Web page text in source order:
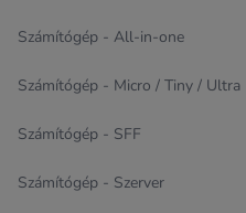
Számítógép - All-in-one
Számítógép - Micro / Tiny / Ultra
Számítógép - SFF
Számítógép - Szerver